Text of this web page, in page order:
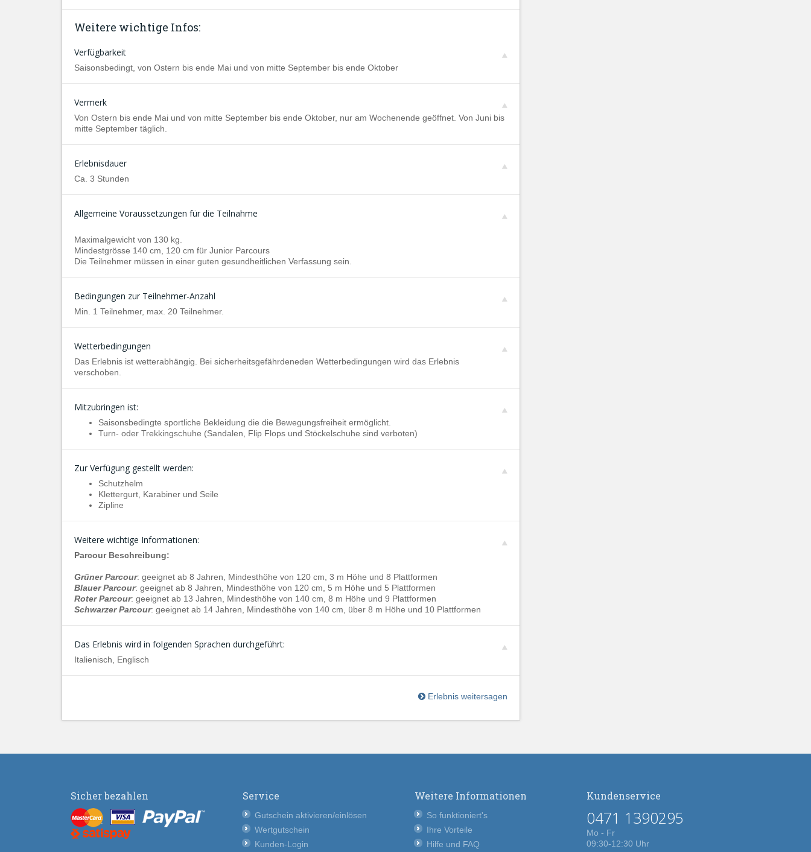
Weitere wichtige Infos:
Verfügbarkeit
Saisonsbedingt, von Ostern bis ende Mai und von mitte September bis ende Oktober
Vermerk
Von Ostern bis ende Mai und von mitte September bis ende Oktober, nur am Wochenende geöffnet. Von Juni bis
mitte September täglich.
Erlebnisdauer
Ca. 3 Stunden
Allgemeine Voraussetzungen für die Teilnahme
Maximalgewicht von 130 kg.
Mindestgrösse 140 cm, 120 cm für Junior Parcours
Die Teilnehmer müssen in einer guten gesundheitlichen Verfassung sein.
Bedingungen zur Teilnehmer-Anzahl
Min. 1 Teilnehmer, max. 20 Teilnehmer.
Wetterbedingungen
Das Erlebnis ist wetterabhängig. Bei sicherheitsgefährdeneden Wetterbedingungen wird das Erlebnis
verschoben.
Mitzubringen ist:
Saisonsbedingte sportliche Bekleidung die die Bewegungsfreiheit ermöglicht.
Turn- oder Trekkingschuhe (Sandalen, Flip Flops und Stöckelschuhe sind verboten)
Zur Verfügung gestellt werden:
Schutzhelm
Klettergurt, Karabiner und Seile
Zipline
Weitere wichtige Informationen:
Parcour Beschreibung:
Grüner Parcour: geeignet ab 8 Jahren, Mindesthöhe von 120 cm, 3 m Höhe und 8 Plattformen
Blauer Parcour: geeignet ab 8 Jahren, Mindesthöhe von 120 cm, 5 m Höhe und 5 Plattformen
Roter Parcour: geeignet ab 13 Jahren, Mindesthöhe von 140 cm, 8 m Höhe und 9 Plattformen
Schwarzer Parcour: geeignet ab 14 Jahren, Mindesthöhe von 140 cm, über 8 m Höhe und 10 Plattformen
Das Erlebnis wird in folgenden Sprachen durchgeführt:
Italienisch, Englisch
Erlebnis weitersagen
Sicher bezahlen Service
Gutschein aktivieren/einlösen
Wertgutschein
Kunden-Login
Weitere Informationen
So funktioniert's
Ihre Vorteile
Hilfe und FAQ
Kundenservice
0471 1390295
Mo - Fr
09:30-12:30 Uhr